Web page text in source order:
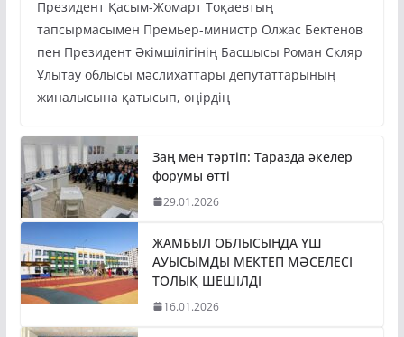
Президент Қасым-Жомарт Тоқаевтың
тапсырмасымен Премьер-министр Олжас Бектенов
пен Президент Әкімшілігінің Басшысы Роман Скляр
Ұлытау облысы мәслихаттары депутаттарының
жиналысына қатысып, өңірдің
Заң мен тәртіп: Таразда әкелер
форумы өтті
29.01.2026
ЖАМБЫЛ ОБЛЫСЫНДА ҮШ
АУЫСЫМДЫ МЕКТЕП МӘСЕЛЕСІ
ТОЛЫҚ ШЕШІЛДІ
16.01.2026